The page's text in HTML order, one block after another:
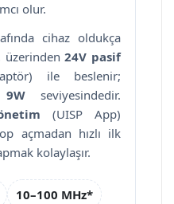
olur.
cihaz oldukça
üzerinden24V pasif
ile beslenir;
9Wseviyesindedir.
(UISP App)
açmadan hızlı ilk
kolaylaşır.
10–100 MHz*